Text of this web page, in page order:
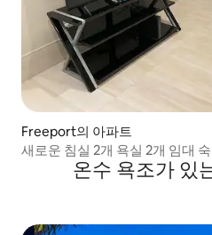
Freeport의 아파트
새로운 침실 2개 욕실 2개 임대
온수 욕조가 있